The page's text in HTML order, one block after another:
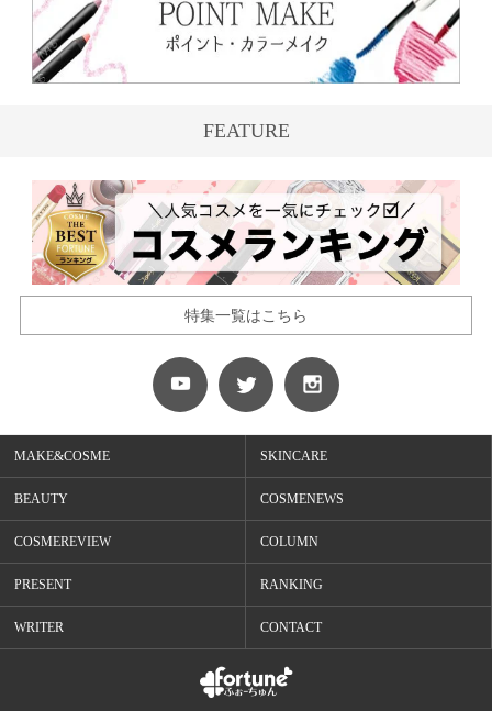
FEATURE
特集一覧はこちら
MAKE&COSME SKINCARE
BEAUTY COSMENEWS
COSMEREVIEW COLUMN
PRESENT RANKING
WRITER CONTACT